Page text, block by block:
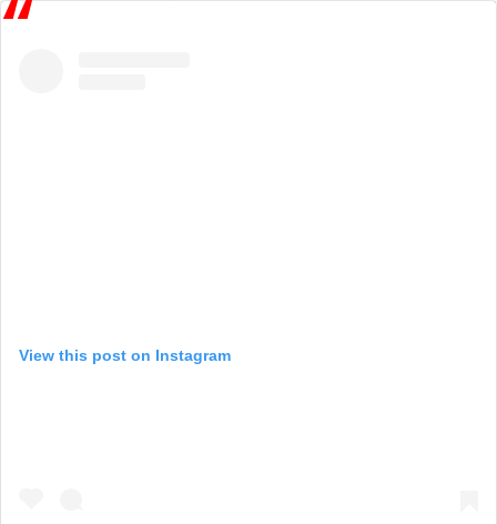
View this post on Instagram